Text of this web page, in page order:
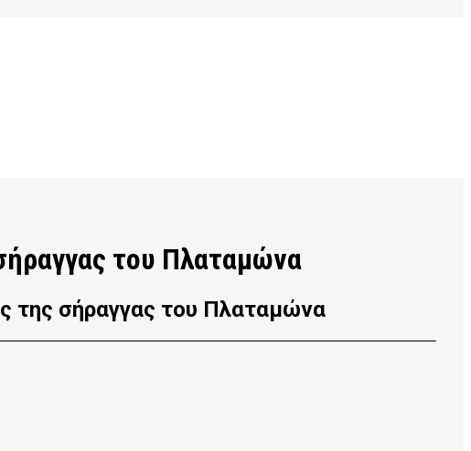
του Πλαταμώνα
της σήραγγας του Πλαταμώνα